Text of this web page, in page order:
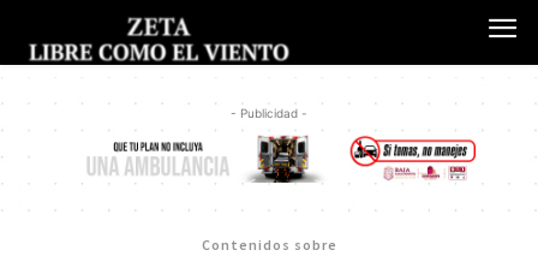
- Publicidad -
Contenidos sobre